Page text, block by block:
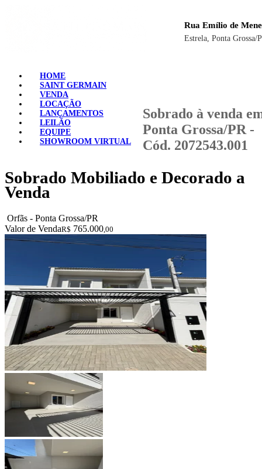
Rua Emílio de
Estrela, Ponta Grossa/
HOME
SAINT GERMAIN
VENDA
LOCAÇÃO
LANÇAMENTOS
LEILÃO
EQUIPE
SHOWROOM VIRTUAL
Sobrado à venda
Ponta Grossa/PR -
Cód. 2072543.001
Sobrado Mobiliado e Decorado a
Venda
Orfãs - Ponta Grossa/PR
Valor de VendaR$ 765.000,00